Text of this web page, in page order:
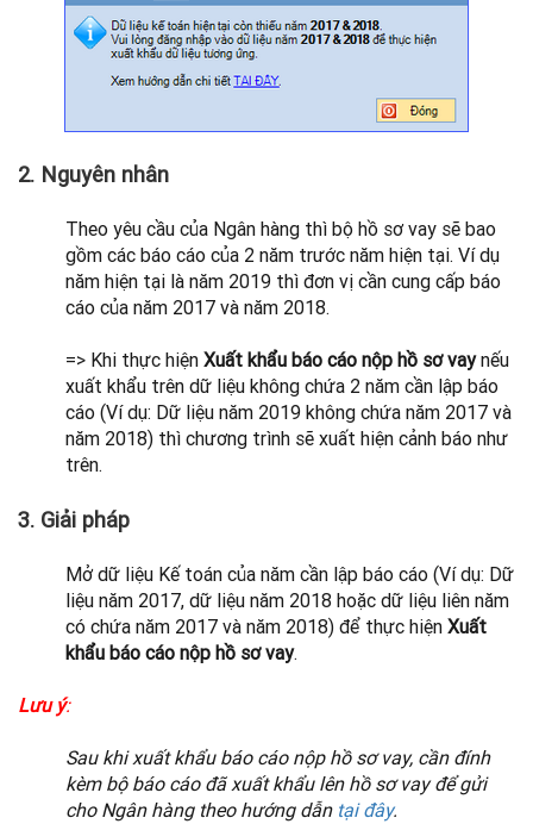
2. Nguyên nhân
Theo yêu cầu của Ngân hàng thì bộ hồ sơ vay sẽ bao
gồm các báo cáo của 2 năm trước năm hiện tại. Ví dụ
năm hiện tại là năm 2019 thì đơn vị cần cung cấp báo
cáo của năm 2017 và năm 2018.
=> Khi thực hiện Xuất khẩu báo cáo nộp hồ sơ vaynếu
xuất khẩu trên dữ liệu không chứa 2 năm cần lập báo
cáo (Ví dụ: Dữ liệu năm 2019 không chứa năm 2017 và
năm 2018) thì chương trình sẽ xuất hiện cảnh báo như
trên.
3. Giải pháp
Mở dữ liệu Kế toán của năm cần lập báo cáo (Ví dụ: Dữ
liệu năm 2017, dữ liệu năm 2018 hoặc dữ liệu liên năm
có chứa năm 2017 và năm 2018) để thực hiện Xuất
khẩu báo cáo nộp hồ sơ vay.
Lưu ý:
Sau khi xuất khẩu báo cáo nộp hồ sơ vay, cần đính
kèm bộ báo cáo đã xuất khẩu lên hồ sơ vay để gửi
cho Ngân hàng theo hướng dẫn tại đây.